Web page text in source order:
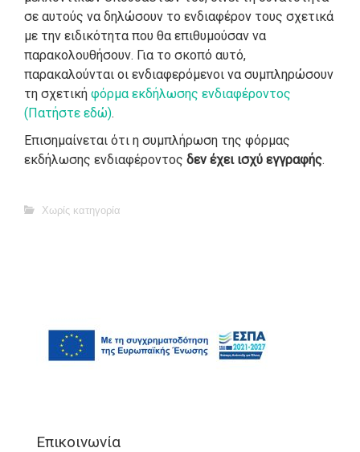
σε αυτούς να δηλώσουν το ενδιαφέρον τους σχετικά
με την ειδικότητα που θα επιθυμούσαν να
παρακολουθήσουν. Για το σκοπό αυτό,
παρακαλούνται οι ενδιαφερόμενοι να συμπληρώσουν
τη σχετική φόρμα εκδήλωσης ενδιαφέροντος
(Πατήστε εδώ).
Επισημαίνεται ότι η συμπλήρωση της φόρμας
εκδήλωσης ενδιαφέροντος δεν έχει ισχύ εγγραφής.
Χωρίς κατηγορία
Επικοινωνία